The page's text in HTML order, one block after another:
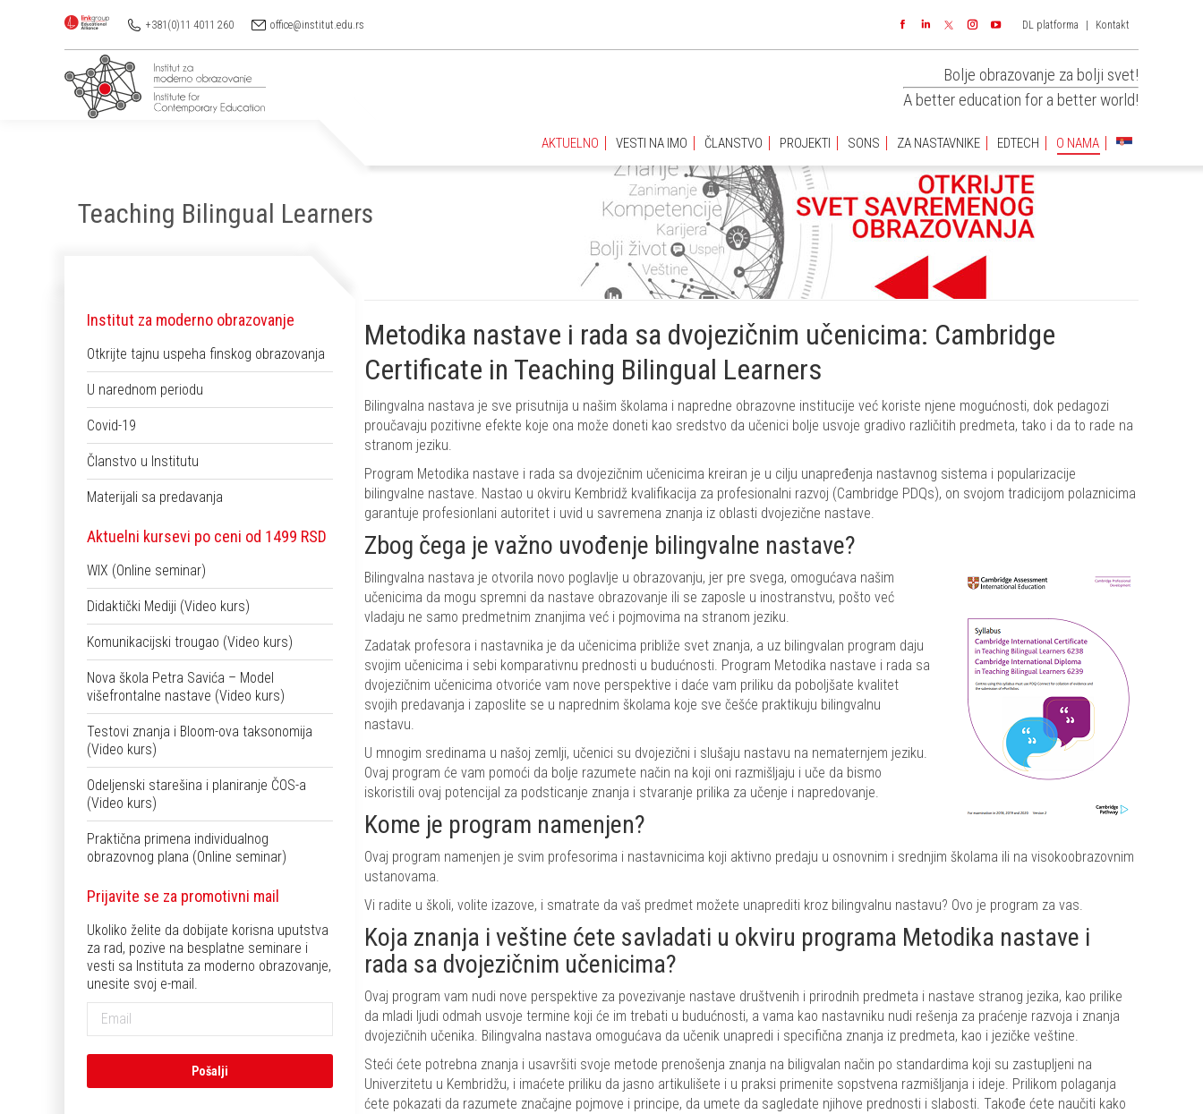
+381(0)11 4011 260 office@institut.edu.rs
FacebookLinkedin Instagram
DL platforma Kontakt
Bolje obrazovanje za bolji svet!
A better education for a better world!
AKTUELNO VESTI NA IMO ČLANSTVO PROJEKTI SONS ZA NASTAVNIKE EDTECH O NAMA
Teaching Bilingual Learners
You are here:
Metodika nastave i rada sa dvojezičnim učenicima: Cambridge
Certificate in Teaching Bilingual Learners
Bilingvalna nastava je sve prisutnija u našim školama i napredne obrazovne institucije već koriste njene mogućnosti, dok pedagozi
proučavaju pozitivne efekte koje ona može doneti kao sredstvo da učenici bolje usvoje gradivo različitih predmeta, tako i da to rade na
stranom jeziku.
Program Metodika nastave i rada sa dvojezičnim učenicima kreiran je u cilju unapređenja nastavnog sistema i popularizacije
bilingvalne nastave. Nastao u okviru Kembridž kvalifikacija za profesionalni razvoj (Cambridge PDQs), on svojom tradicijom polaznicima
garantuje profesionlani autoritet i uvid u savremena znanja iz oblasti dvojezične nastave.
Zbog čega je važno uvođenje bilingvalne nastave?
Bilingvalna nastava je otvorila novo poglavlje u obrazovanju, jer pre svega, omogućava našim
učenicima da mogu spremni da nastave obrazovanje ili se zaposle u inostranstvu, pošto već
vladaju ne samo predmetnim znanjima već i pojmovima na stranom jeziku.
Zadatak profesora i nastavnika je da učenicima približe svet znanja, a uz bilingvalan program daju
svojim učenicima i sebi komparativnu prednosti u budućnosti. Program Metodika nastave i rada sa
dvojezičnim učenicima otvoriće vam nove perspektive i daće vam priliku da poboljšate kvalitet
svojih predavanja i zaposlite se u naprednim školama koje sve češće praktikuju bilingvalnu
nastavu.
U mnogim sredinama u našoj zemlji, učenici su dvojezični i slušaju nastavu na nematernjem jeziku.
Ovaj program će vam pomoći da bolje razumete način na koji oni razmišljaju i uče da bismo
iskoristili ovaj potencijal za podsticanje znanja i stvaranje prilika za učenje i napredovanje.
Kome je program namenjen?
Ovaj program namenjen je svim profesorima i nastavnicima koji aktivno predaju u osnovnim i srednjim školama ili na visokoobrazovnim
ustanovama.
Vi radite u školi, volite izazove, i smatrate da vaš predmet možete unaprediti kroz bilingvalnu nastavu? Ovo je program za vas.
Koja znanja i veštine ćete savladati u okviru programa Metodika nastave i
rada sa dvojezičnim učenicima?
Ovaj program vam nudi nove perspektive za povezivanje nastave društvenih i prirodnih predmeta i nastave stranog jezika, kao prilike
da mladi ljudi odmah usvoje termine koji će im trebati u budućnosti, a vama kao nastavniku nudi rešenja za praćenje razvoja i znanja
dvojezičnih učenika. Bilingvalna nastava omogućava da učenik unapredi i specifična znanja iz predmeta, kao i jezičke veštine.
Steći ćete potrebna znanja i usavršiti svoje metode prenošenja znanja na biligvalan način po standardima koji su zastupljeni na
Univerzitetu u Kembridžu, i imaćete priliku da jasno artikulišete i u praksi primenite sopstvena razmišljanja i ideje. Prilikom polaganja
ćete pokazati da razumete značajne pojmove i principe, da umete da sagledate njihove prednosti i slabosti. Takođe ćete naučiti kako
Institut za moderno obrazovanje
Otkrijte tajnu uspeha finskog obrazovanja
U narednom periodu
Covid-19
Članstvo u Institutu
Materijali sa predavanja
Aktuelni kursevi po ceni od 1499 RSD
WIX (Online seminar)
Didaktički Mediji (Video kurs)
Komunikacijski trougao (Video kurs)
Nova škola Petra Savića – Model
višefrontalne nastave (Video kurs)
Testovi znanja i Bloom-ova taksonomija
(Video kurs)
Odeljenski starešina i planiranje ČOS-a
(Video kurs)
Praktična primena individualnog
obrazovnog plana (Online seminar)
Prijavite se za promotivni mail
Ukoliko želite da dobijate korisna uputstva
za rad, pozive na besplatne seminare i
vesti sa Instituta za moderno obrazovanje,
unesite svoj e-mail.
ZA NASTAVNIKE EDTECH O NAMA